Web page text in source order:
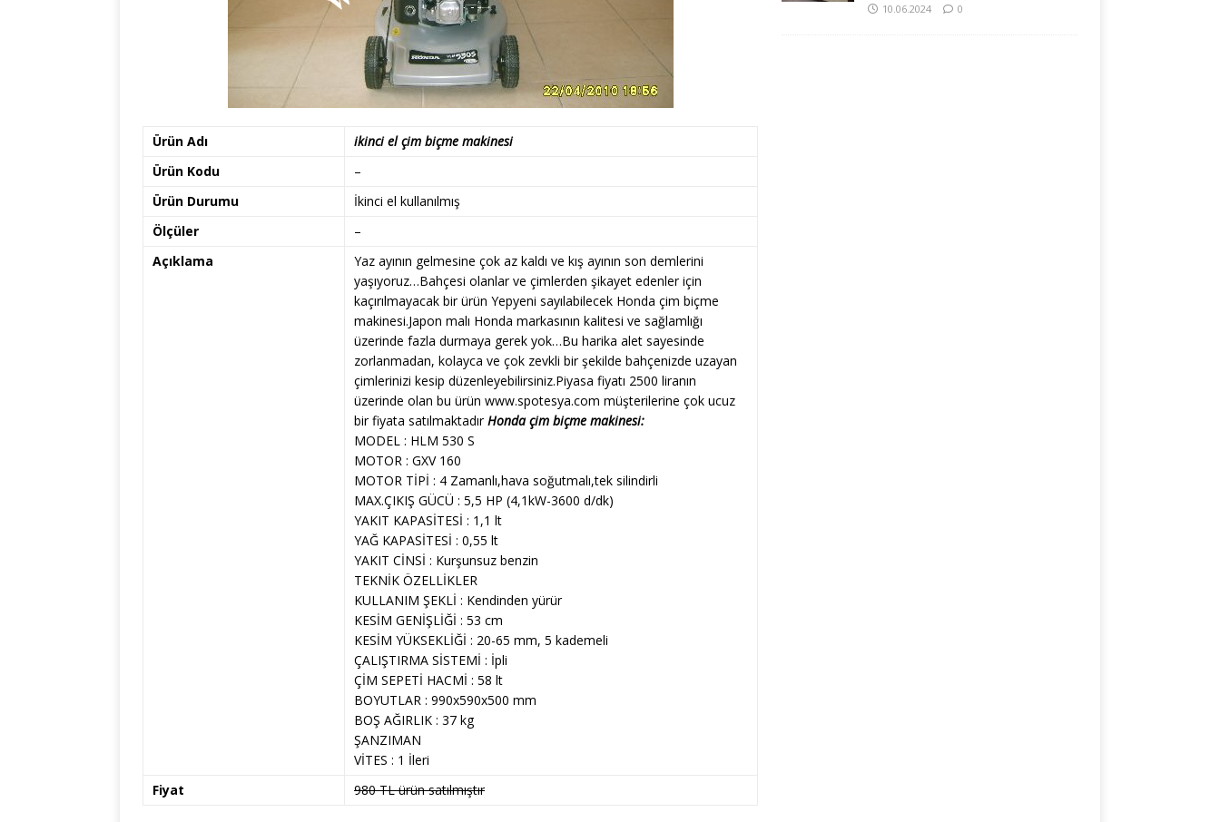
Ürün Adı
ikinci el çim biçme makinesi
Ürün Kodu
–
Ürün Durumu
İkinci el kullanılmış
Ölçüler
–
Açıklama
Yaz ayının gelmesine çok az kaldı ve kış ayının son demlerini
yaşıyoruz…Bahçesi olanlar ve çimlerden şikayet edenler için
kaçırılmayacak bir ürün Yepyeni sayılabilecek Honda çim biçme
makinesi.Japon malı Honda markasının kalitesi ve sağlamlığı
üzerinde fazla durmaya gerek yok…Bu harika alet sayesinde
zorlanmadan, kolayca ve çok zevkli bir şekilde bahçenizde uzayan
çimlerinizi kesip düzenleyebilirsiniz.Piyasa fiyatı 2500 liranın
üzerinde olan bu ürün www.spotesya.com müşterilerine çok ucuz
bir fiyata satılmaktadırHonda çim biçme makinesi:
MODEL : HLM 530 S
MOTOR : GXV 160
MOTOR TİPİ : 4 Zamanlı,hava soğutmalı,tek silindirli
MAX.ÇIKIŞ GÜCÜ : 5,5 HP (4,1kW-3600 d/dk)
YAKIT KAPASİTESİ : 1,1 lt
YAĞ KAPASİTESİ : 0,55 lt
YAKIT CİNSİ : Kurşunsuz benzin
TEKNİK ÖZELLİKLER
KULLANIM ŞEKLİ : Kendinden yürür
KESİM GENİŞLİĞİ : 53 cm
KESİM YÜKSEKLİĞİ : 20-65 mm, 5 kademeli
ÇALIŞTIRMA SİSTEMİ : İpli
ÇİM SEPETİ HACMİ : 58 lt
BOYUTLAR : 990x590x500 mm
BOŞ AĞIRLIK : 37 kg
ŞANZIMAN
VİTES : 1 İleri
Fiyat
980 TL ürün satılmıştır
10.06.2024 0